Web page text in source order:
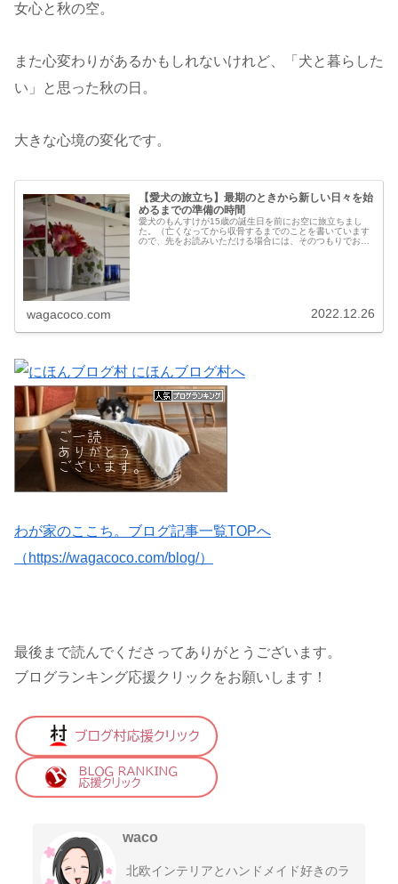
女心と秋の空。
また心変わりがあるかもしれないけれど、「犬と暮らした
い」と思った秋の日。
大きな心境の変化です。
【愛犬の旅立ち】最期のときから新しい日々を始
めるまでの準備の時間
愛犬のもんすけが15歳の誕生日を前にお空に旅立ちまし
た。（亡くなってから収骨するまでのことを書いています
ので、先をお読みいただける場合には、そのつもりでお読
wagacoco.com 2022.12.26
わが家のここち。ブログ記事一覧TOPへ
（https://wagacoco.com/blog/）
最後まで読んでくださってありがとうございます。
ブログランキング応援クリックをお願いします！
waco
北欧インテリアとハンドメイド好きのラ